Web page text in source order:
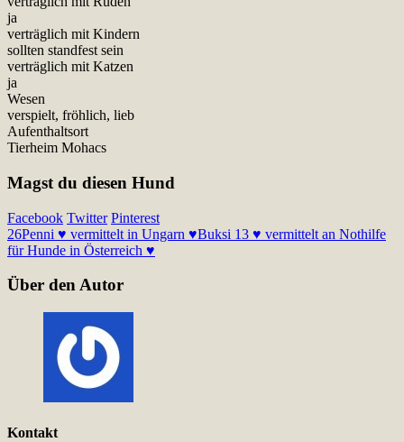
ja
verträglich mit Kindern
sollten standfest sein
verträglich mit Katzen
ja
Wesen
verspielt, fröhlich, lieb
Aufenthaltsort
Tierheim Mohacs
Magst du diesen Hund
Facebook Twitter Pinterest
26Penni ♥ vermittelt in Ungarn ♥Buksi 13 ♥ vermittelt an Nothilfe
für Hunde in Österreich ♥
Über den Autor
Kontakt